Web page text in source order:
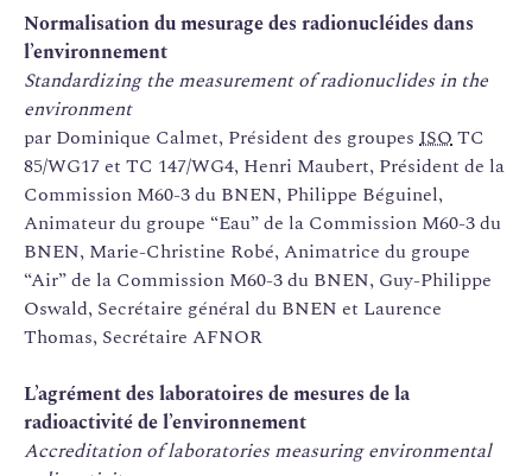
Normalisation du mesurage des radionucléides dans
l’environnement
Standardizing the measurement of radionuclides in the
environment
par Dominique Calmet, Président des groupes ISOTC
85/WG17 et TC 147/WG4, Henri Maubert, Président de la
Commission M60-3 du BNEN, Philippe Béguinel,
Animateur du groupe “Eau” de la Commission M60-3 du
BNEN, Marie-Christine Robé, Animatrice du groupe
“Air” de la Commission M60-3 du BNEN, Guy-Philippe
Oswald, Secrétaire général du BNEN et Laurence
Thomas, Secrétaire AFNOR
L’agrément des laboratoires de mesures de la
radioactivité de l’environnement
Accreditation of laboratories measuring environmental